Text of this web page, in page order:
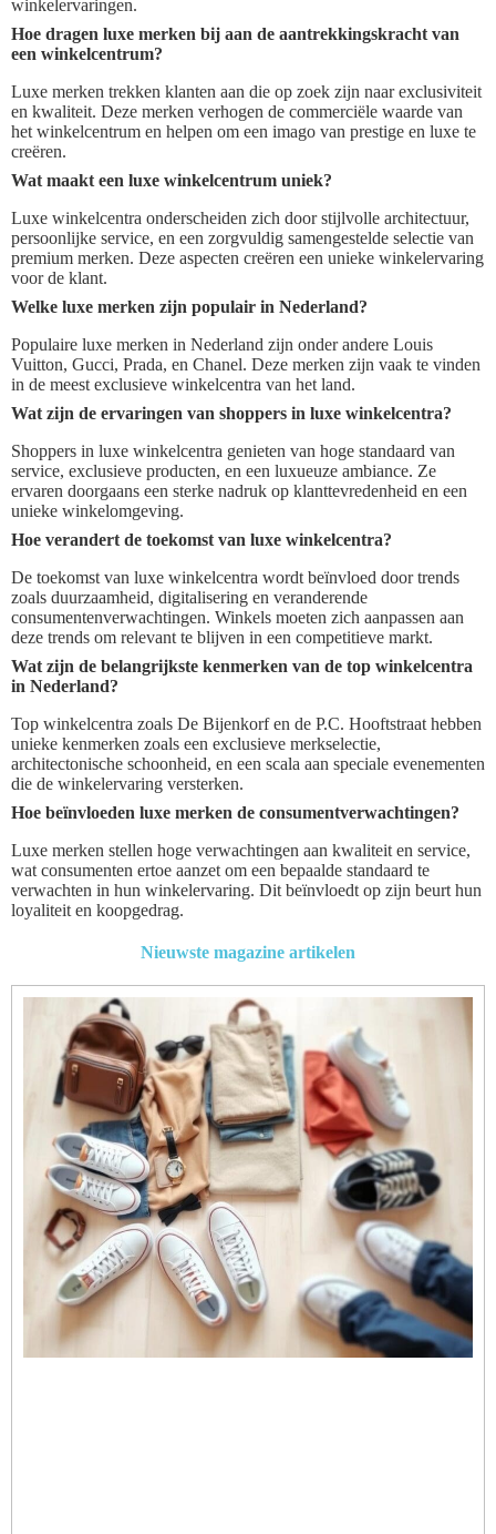
winkelervaringen.
Hoe dragen luxe merken bij aan de aantrekkingskracht van
een winkelcentrum?
Luxe merken trekken klanten aan die op zoek zijn naar exclusiviteit
en kwaliteit. Deze merken verhogen de commerciële waarde van
het winkelcentrum en helpen om een imago van prestige en luxe te
creëren.
Wat maakt een luxe winkelcentrum uniek?
Luxe winkelcentra onderscheiden zich door stijlvolle architectuur,
persoonlijke service, en een zorgvuldig samengestelde selectie van
premium merken. Deze aspecten creëren een unieke winkelervaring
voor de klant.
Welke luxe merken zijn populair in Nederland?
Populaire luxe merken in Nederland zijn onder andere Louis
Vuitton, Gucci, Prada, en Chanel. Deze merken zijn vaak te vinden
in de meest exclusieve winkelcentra van het land.
Wat zijn de ervaringen van shoppers in luxe winkelcentra?
Shoppers in luxe winkelcentra genieten van hoge standaard van
service, exclusieve producten, en een luxueuze ambiance. Ze
ervaren doorgaans een sterke nadruk op klanttevredenheid en een
unieke winkelomgeving.
Hoe verandert de toekomst van luxe winkelcentra?
De toekomst van luxe winkelcentra wordt beïnvloed door trends
zoals duurzaamheid, digitalisering en veranderende
consumentenverwachtingen. Winkels moeten zich aanpassen aan
deze trends om relevant te blijven in een competitieve markt.
Wat zijn de belangrijkste kenmerken van de top winkelcentra
in Nederland?
Top winkelcentra zoals De Bijenkorf en de P.C. Hooftstraat hebben
unieke kenmerken zoals een exclusieve merkselectie,
architectonische schoonheid, en een scala aan speciale evenementen
die de winkelervaring versterken.
Hoe beïnvloeden luxe merken de consumentverwachtingen?
Luxe merken stellen hoge verwachtingen aan kwaliteit en service,
wat consumenten ertoe aanzet om een bepaalde standaard te
verwachten in hun winkelervaring. Dit beïnvloedt op zijn beurt hun
loyaliteit en koopgedrag.
Nieuwste magazine artikelen